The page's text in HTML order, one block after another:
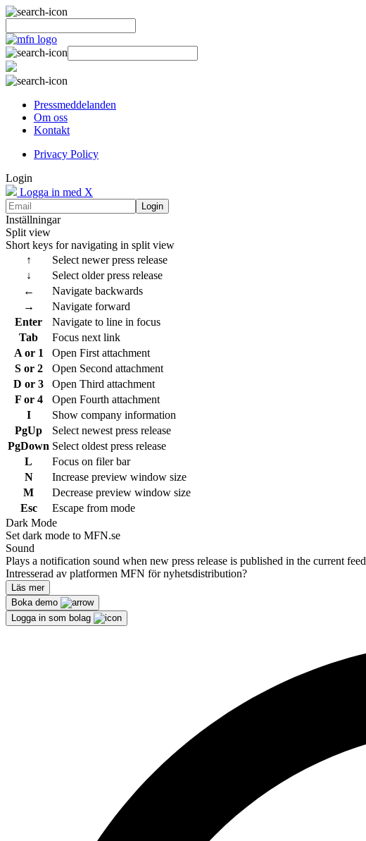
Pressmeddelanden
Om oss
Kontakt
Privacy Policy
Login
Logga in med X
Login
Inställningar
Split view
Short keys for navigating in split view
↑
Select newer press release
↓
Select older press release
←
Navigate backwards
→
Navigate forward
Enter
Navigate to line in focus
Tab
Focus next link
A or 1
Open First attachment
S or 2
Open Second attachment
D or 3
Open Third attachment
F or 4
Open Fourth attachment
I
Show company information
PgUp
Select newest press release
PgDown Select oldest press release
L
Focus on filer bar
N
Increase preview window size
M
Decrease preview window size
Esc
Escape from mode
Dark Mode
Set dark mode to MFN.se
Sound
Plays a notification sound when new press release is published in the current feed
Intresserad av platformen MFN för nyhetsdistribution?
Läs mer
Boka demo
Logga in som bolag